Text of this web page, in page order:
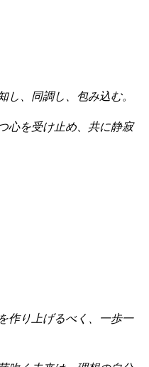
し、同調し、包み込む。
心を受け止め、共に静寂
作り上げるべく、一歩一